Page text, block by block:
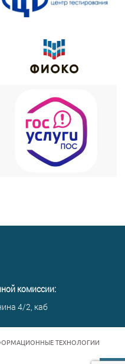
комиссии:
4/2, каб
ТЕХНОЛОГИИ